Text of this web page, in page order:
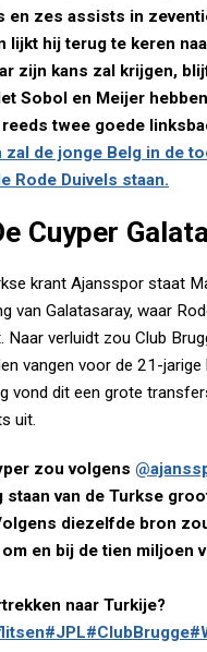
en zes assists in
lijkt hij terug te keren
zijn kans zal krijgen,
Sobol en Meijer
twee goede
de jonge Belg in de
Rode Duivels staan.
Cuyper
krant Ajansspor staat
van Galatasaray, waar
Naar verluidt zou Club
vangen voor de 21-jarige
vond dit een grote
uit.
zou volgens
staan van de Turkse
diezelfde bron
en bij de tien miljoen
naar Turkije?
#JPL#ClubBrugge